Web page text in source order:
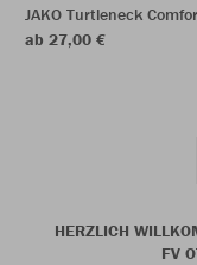
JAKO Turtleneck
ab 27,00 €
HERZLICH
FV